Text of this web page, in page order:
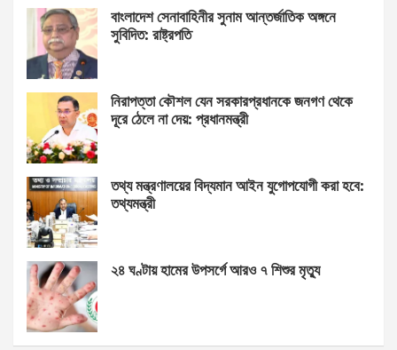
বাংলাদেশ সেনাবাহিনীর সুনাম আন্তর্জাতিক অঙ্গনে
সুবিদিত: রাষ্ট্রপতি
নিরাপত্তা কৌশল যেন সরকারপ্রধানকে জনগণ থেকে
দূরে ঠেলে না দেয়: প্রধানমন্ত্রী
তথ্য মন্ত্রণালয়ের বিদ্যমান আইন যুগোপযোগী করা হবে:
তথ্যমন্ত্রী
২৪ ঘণ্টায় হামের উপসর্গে আরও ৭ শিশুর মৃত্যু